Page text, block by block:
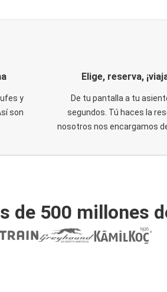
y
son
Elige, reserva,
De tu pantalla a tu
segundos. Tú haces la
nosotros nos encargamos
de 500 millones